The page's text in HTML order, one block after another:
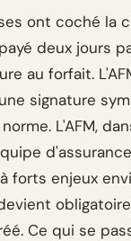
ont coché la
deux jours
au forfait.
signature
L'AFM,
forts enjeux
Ce qui se